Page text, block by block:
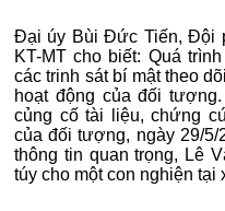
Đại úy Bùi Đức Tiến, Đội
KT-MT cho biết: Quá
các trinh sát bí mật theo
hoạt động của đối
củng cố tài liệu, chứng
của đối tượng, ngày 29/
thông tin quan trọng, Lê
túy cho một con nghiện tại